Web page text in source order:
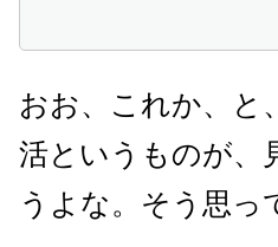
おお、これか、と
活というものが、
うよな。そう思っ